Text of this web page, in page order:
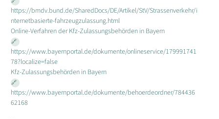
https://bmdv.bund.de/SharedDocs/DE/Artikel/StV/Strassenverkehr/i
nternetbasierte-fahrzeugzulassung.html
Online-Verfahren der Kfz-Zulassungsbehörden in Bayern
https://www.bayernportal.de/dokumente/onlineservice/179991741
78?localize=false
Kfz-Zulassungsbehörden in Bayern
https://www.bayernportal.de/dokumente/behoerdeordner/784436
62168